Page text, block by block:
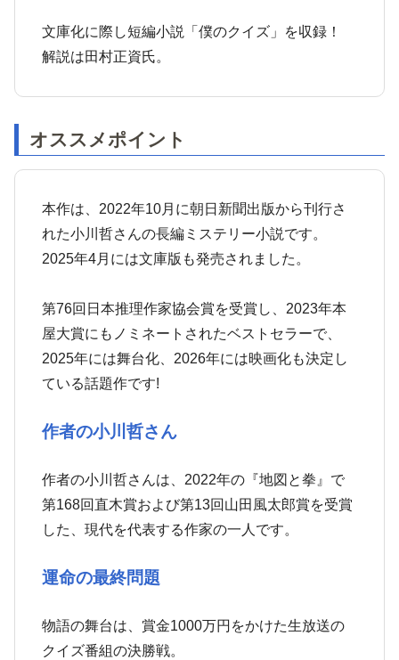
文庫化に際し短編小説「僕のクイズ」を収録！
解説は田村正資氏。
オススメポイント
本作は、2022年10月に朝日新聞出版から刊行さ
れた小川哲さんの長編ミステリー小説です。
2025年4月には文庫版も発売されました。
第76回日本推理作家協会賞を受賞し、2023年本
屋大賞にもノミネートされたベストセラーで、
2025年には舞台化、2026年には映画化も決定し
ている話題作です!
作者の小川哲さん
作者の小川哲さんは、2022年の『地図と拳』で
第168回直木賞および第13回山田風太郎賞を受賞
した、現代を代表する作家の一人です。
運命の最終問題
物語の舞台は、賞金1000万円をかけた生放送の
クイズ番組の決勝戦。